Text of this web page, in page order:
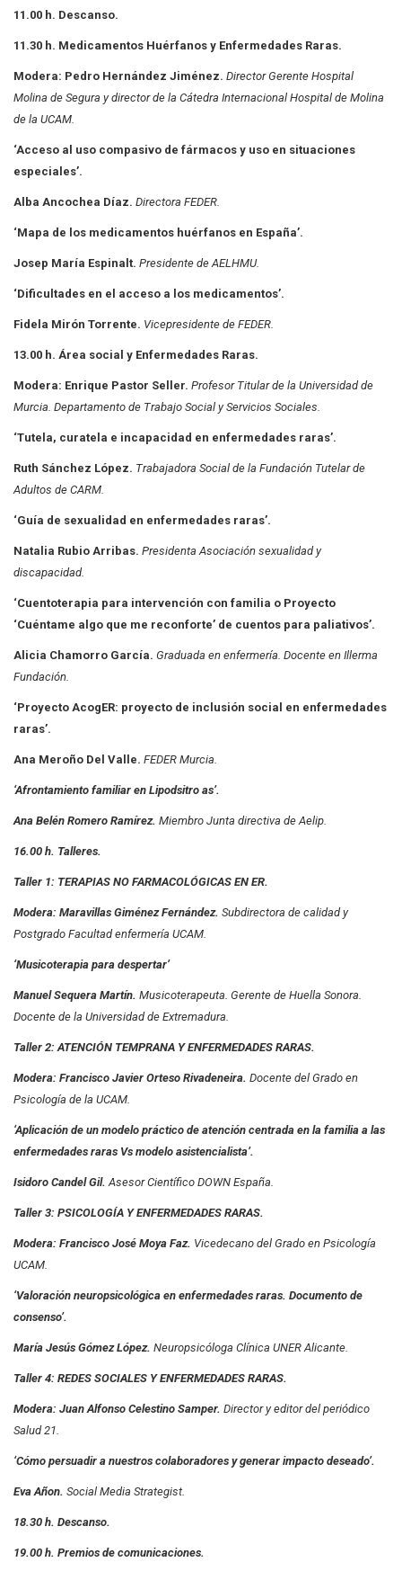
11.00 h. Descanso.
11.30 h. Medicamentos Huérfanos y Enfermedades Raras.
Modera: Pedro Hernández Jiménez. Director Gerente Hospital
Molina de Segura y director de la Cátedra Internacional Hospital de Molina
de la UCAM.
‘Acceso al uso compasivo de fármacos y uso en situaciones
especiales’.
Alba Ancochea Díaz. Directora FEDER.
‘Mapa de los medicamentos huérfanos en España’.
Josep María Espinalt. Presidente de AELHMU.
‘Dificultades en el acceso a los medicamentos’.
Fidela Mirón Torrente. Vicepresidente de FEDER.
13.00 h. Área social y Enfermedades Raras.
Modera: Enrique Pastor Seller. Profesor Titular de la Universidad de
Murcia. Departamento de Trabajo Social y Servicios Sociales.
‘Tutela, curatela e incapacidad en enfermedades raras’.
Ruth Sánchez López. Trabajadora Social de la Fundación Tutelar de
Adultos de CARM.
‘Guía de sexualidad en enfermedades raras’.
Natalia Rubio Arribas. Presidenta Asociación sexualidad y
discapacidad.
‘Cuentoterapia para intervención con familia o Proyecto
‘Cuéntame algo que me reconforte’ de cuentos para paliativos’.
Alicia Chamorro García. Graduada en enfermería. Docente en Illerma
Fundación.
‘Proyecto AcogER: proyecto de inclusión social en enfermedades
raras’.
Ana Meroño Del Valle. FEDER Murcia.
‘Afrontamiento familiar en Lipodsitro as’.
Ana Belén Romero Ramírez. Miembro Junta directiva de Aelip.
16.00 h. Talleres.
Taller 1: TERAPIAS NO FARMACOLÓGICAS EN ER.
Modera: Maravillas Giménez Fernández. Subdirectora de calidad y
Postgrado Facultad enfermería UCAM.
‘Musicoterapia para despertar’
Manuel Sequera Martín. Musicoterapeuta. Gerente de Huella Sonora.
Docente de la Universidad de Extremadura.
Taller 2: ATENCIÓN TEMPRANA Y ENFERMEDADES RARAS.
Modera: Francisco Javier Orteso Rivadeneira. Docente del Grado en
Psicología de la UCAM.
‘Aplicación de un modelo práctico de atención centrada en la familia a las
enfermedades raras Vs modelo asistencialista’.
Isidoro Candel Gil.Asesor Científico DOWN España.
Taller 3: PSICOLOGÍA Y ENFERMEDADES RARAS.
Modera: Francisco José Moya Faz. Vicedecano del Grado en Psicología
UCAM.
‘Valoración neuropsicológica en enfermedades raras. Documento de
consenso’.
María Jesús Gómez López. Neuropsicóloga Clínica UNER Alicante.
Taller 4: REDES SOCIALES Y ENFERMEDADES RARAS.
Modera: Juan Alfonso Celestino Samper. Director y editor del periódico
Salud 21.
‘Cómo persuadir a nuestros colaboradores y generar impacto deseado’.
Eva Añon. Social Media Strategist.
18.30 h. Descanso.
19.00 h. Premios de comunicaciones.